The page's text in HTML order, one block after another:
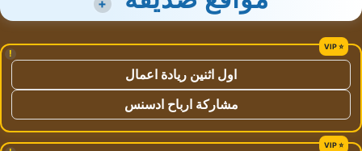
+
!
اول اثنين ريادة اعمال
مشاركة ارباح ادسنس